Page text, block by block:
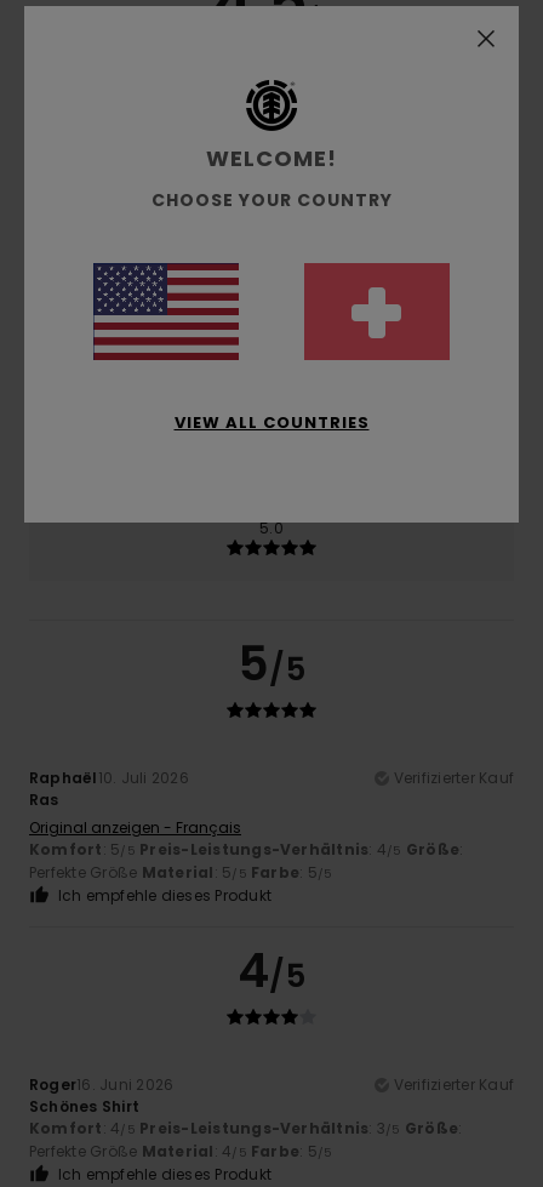
2 verifizierten Bewertungen
2026
100% unserer Kunden empfehlen dieses Produkt
Komfort
Preis-Leistungs-Verhältnis
5.0
5/5
Raphaël10. Juli 2026
Verifizierter Kauf
Ras
Original anzeigen - Français
Komfort: 5/5 Preis-Leistungs-Verhältnis: 4/5 Größe:
Perfekte Größe Material: 5/5 Farbe: 5/5
Ich empfehle dieses Produkt
4/5
Roger16. Juni 2026
Verifizierter Kauf
Schönes Shirt
Komfort: 4/5 Preis-Leistungs-Verhältnis: 3/5 Größe:
Perfekte Größe Material: 4/5 Farbe: 5/5
Ich empfehle dieses Produkt
WELCOME!
CHOOSE YOUR COUNTRY
VIEW ALL COUNTRIES